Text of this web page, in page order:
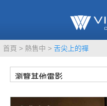
首頁 熱售中 舌尖上的禪